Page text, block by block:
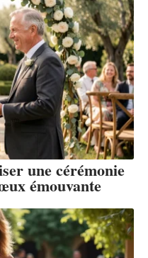
une cérémonie
émouvante